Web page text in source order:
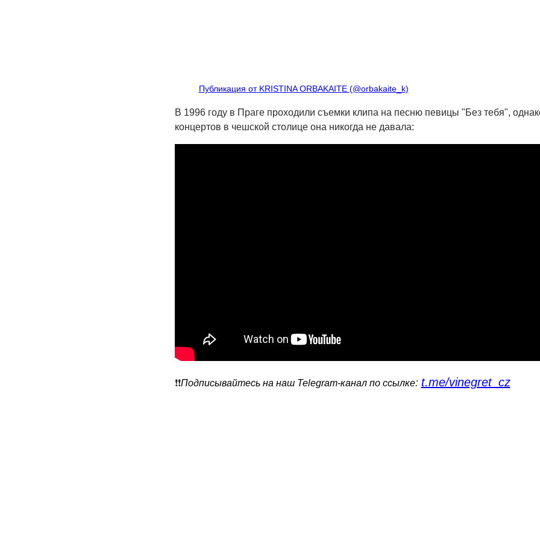
Публикация от KRISTINA ORBAKAITE (@orbakaite_k)
В 1996 году в Праге проходили съемки клипа на песню певицы "Без тебя",
концертов в чешской столице она никогда не давала:
❗️❗️Подписывайтесь на наш Telegram-канал по ссылке: t.me/vinegret_cz